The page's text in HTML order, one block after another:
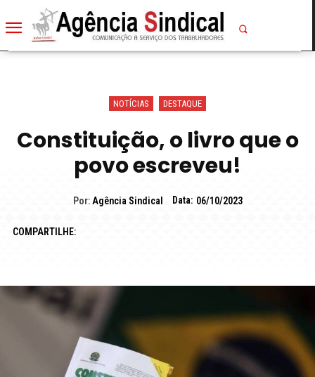
NOTÍCIAS DESTAQUE
Constituição, o livro que o
povo escreveu!
Por: Agência Sindical Data: 06/10/2023
COMPARTILHE: